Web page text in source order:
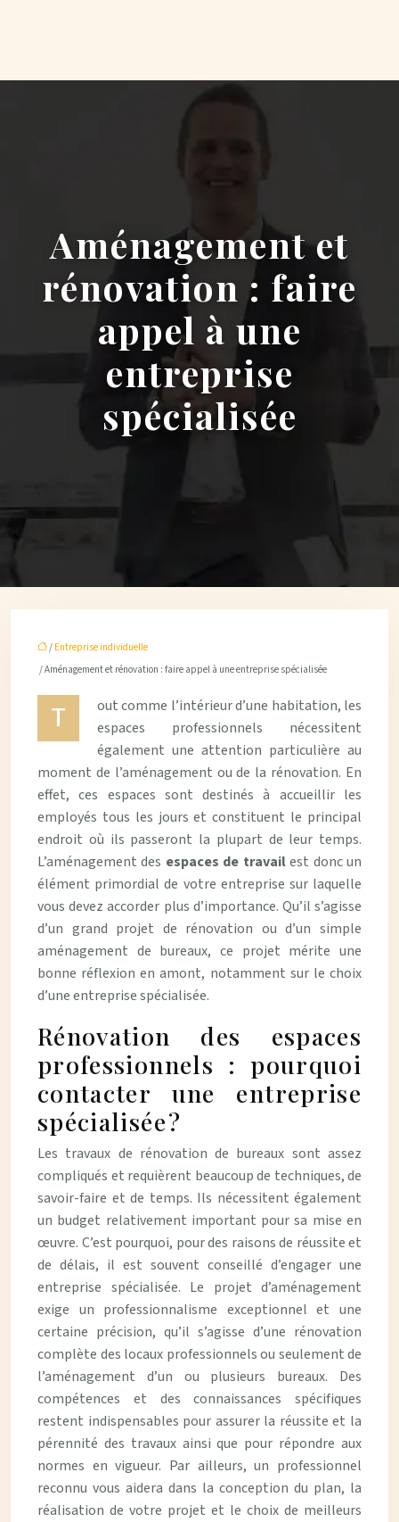
Aménagement et
rénovation : faire
appel à une
entreprise
spécialisée
/ Entreprise individuelle
/ Aménagement et rénovation : faire appel à une entreprise spécialisée
T
out comme l’intérieur d’une habitation, les
espaces professionnels nécessitent
également une attention particulière au
moment de l’aménagement ou de la rénovation. En
effet, ces espaces sont destinés à accueillir les
employés tous les jours et constituent le principal
endroit où ils passeront la plupart de leur temps.
L’aménagement des espaces de travailest donc un
élément primordial de votre entreprise sur laquelle
vous devez accorder plus d’importance. Qu’il s’agisse
d’un grand projet de rénovation ou d’un simple
aménagement de bureaux, ce projet mérite une
bonne réflexion en amont, notamment sur le choix
d’une entreprise spécialisée.
Rénovation des espaces
professionnels : pourquoi
contacter une entreprise
spécialisée ?
Les travaux de rénovation de bureaux sont assez
compliqués et requièrent beaucoup de techniques, de
savoir-faire et de temps. Ils nécessitent également
un budget relativement important pour sa mise en
œuvre. C’est pourquoi, pour des raisons de réussite et
de délais, il est souvent conseillé d’engager une
entreprise spécialisée. Le projet d’aménagement
exige un professionnalisme exceptionnel et une
certaine précision, qu’il s’agisse d’une rénovation
complète des locaux professionnels ou seulement de
l’aménagement d’un ou plusieurs bureaux. Des
compétences et des connaissances spécifiques
restent indispensables pour assurer la réussite et la
pérennité des travaux ainsi que pour répondre aux
normes en vigueur. Par ailleurs, un professionnel
reconnu vous aidera dans la conception du plan, la
réalisation de votre projet et le choix de meilleurs